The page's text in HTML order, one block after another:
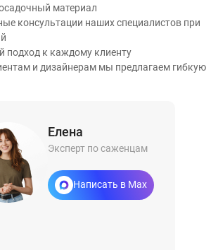
материал
консультации наших специалистов при
подход к каждому клиенту
и дизайнерам мы предлагаем гибкую
Елена
Эксперт по саженцам
Написать в Max